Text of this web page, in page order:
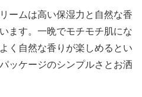
ームは高い保湿力と自然な香
ます。一晩でモチモチ肌にな
く自然な香りが楽しめるとい
ッケージのシンプルさとお洒